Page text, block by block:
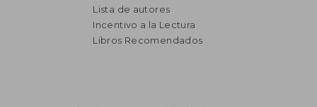
₡ 20.803
Lista de autores
Incentivo a la Lectura
Libros Recomendados